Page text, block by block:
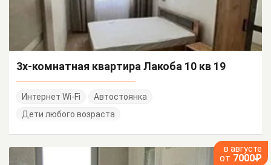
3х-комнатная квартира Лакоба 10 кв 19
Интернет Wi-Fi
Автостоянка
Дети любого возраста
в августе
от 7000₽